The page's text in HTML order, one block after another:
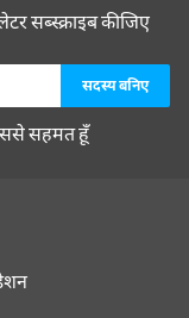
सब्स्क्राइब कीजिए
सहमत हूँ